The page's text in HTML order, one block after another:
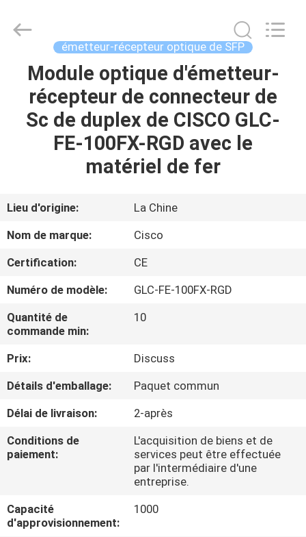
MAISON
PRODUITS
VIDÉOS
PROPOS
DE
NOUS
VISITE
DE
L'USINE
CONTRÔLE
LA
QUALITÉ
Equipment
émetteur-récepteur optique de SFP
Module optique d'émetteur-
récepteur de connecteur de
Sc de duplex de CISCO GLC-
FE-100FX-RGD avec le
matériel de fer
Lieu d'origine:
La Chine
Nom de marque:
Cisco
Certification:
CE
Numéro de modèle:
GLC-FE-100FX-RGD
Quantité de
commande min:
10
Prix:
Discuss
Détails d'emballage:
Paquet commun
Délai de livraison:
2-après
Conditions de
paiement:
L'acquisition de biens et de
services peut être effectuée
par l'intermédiaire d'une
entreprise.
Capacité
d'approvisionnement:
1000